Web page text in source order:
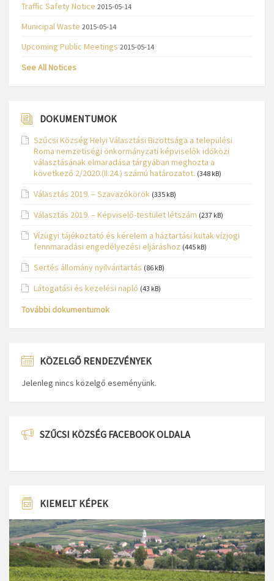
Traffic Safety Notice 2015-05-14
Municipal Waste 2015-05-14
Upcoming Public Meetings 2015-05-14
See All Notices
DOKUMENTUMOK
Szűcsi Község Helyi Választási Bizottsága a települési
Roma nemzetiségi önkormányzati képviselők időközi
választásának elmaradása tárgyában meghozta a
következő 2/2020.(II.24.) számú határozatot. (348 kB)
Választás 2019. – Szavazókörök (335 kB)
Választás 2019. – Képviselő-testület létszám (237 kB)
Vízügyi tájékoztató és kérelem a háztartási kutak vízjogi
fennmaradási engedélyezési eljáráshoz (445 kB)
Sertés állomány nyilvántartás (86 kB)
Látogatási és kezelési napló (43 kB)
További dokumentumok
KÖZELGŐ RENDEZVÉNYEK
Jelenleg nincs közelgő eseményünk.
SZŰCSI KÖZSÉG FACEBOOK OLDALA
KIEMELT KÉPEK